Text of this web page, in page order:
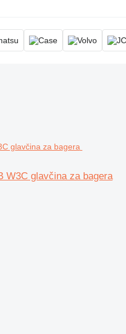
W3C glavčina za bagera